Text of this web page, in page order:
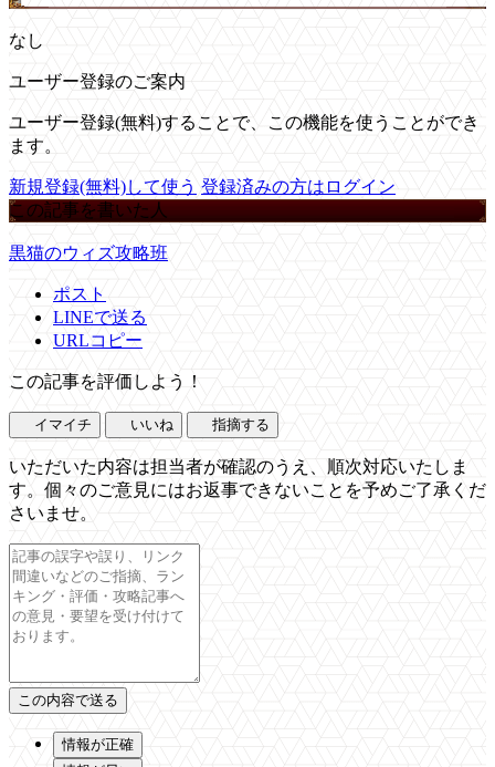
なし
ユーザー登録のご案内
ユーザー登録(無料)することで、この機能を使うことができ
ます。
新規登録(無料)して使う 登録済みの方はログイン
この記事を書いた人
黒猫のウィズ攻略班
ポスト
LINEで送る
URLコピー
この記事を評価しよう！
イマイチ いいね 指摘する
いただいた内容は担当者が確認のうえ、順次対応いたしま
す。個々のご意見にはお返事できないことを予めご了承くだ
さいませ。
情報が正確